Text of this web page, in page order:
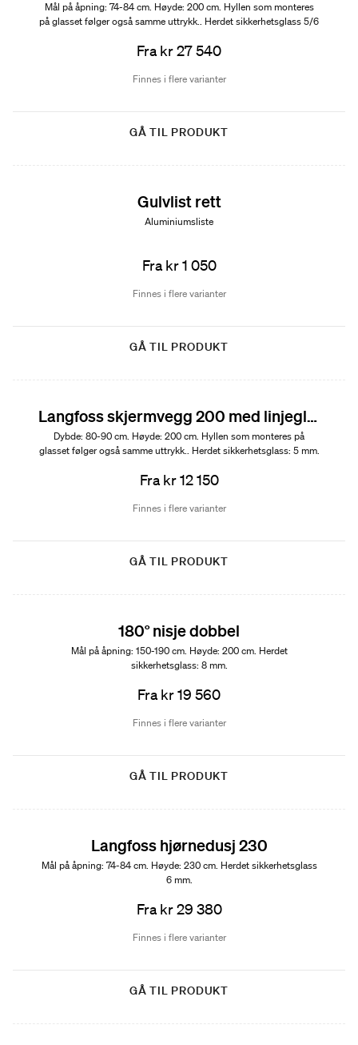
Mål på åpning: 74-84 cm. Høyde: 200 cm. Hyllen som monteres
på glasset følger også samme uttrykk.. Herdet sikkerhetsglass 5/6
Fra kr 27 540
Finnes i flere varianter
GÅ TIL PRODUKT
Gulvlist rett
Aluminiumsliste
Fra kr 1 050
Finnes i flere varianter
GÅ TIL PRODUKT
Langfoss skjermvegg 200 med linjeglass og hylle
Dybde: 80-90 cm. Høyde: 200 cm. Hyllen som monteres på
glasset følger også samme uttrykk.. Herdet sikkerhetsglass: 5 mm.
Fra kr 12 150
Finnes i flere varianter
GÅ TIL PRODUKT
180° nisje dobbel
Mål på åpning: 150-190 cm. Høyde: 200 cm. Herdet
sikkerhetsglass: 8 mm.
Fra kr 19 560
Finnes i flere varianter
GÅ TIL PRODUKT
Langfoss hjørnedusj 230
Mål på åpning: 74-84 cm. Høyde: 230 cm. Herdet sikkerhetsglass
6 mm.
Fra kr 29 380
Finnes i flere varianter
GÅ TIL PRODUKT